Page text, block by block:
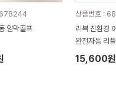
678244
암막골프
상품번호 :
리복 친환경
완전자동 리
15,600원